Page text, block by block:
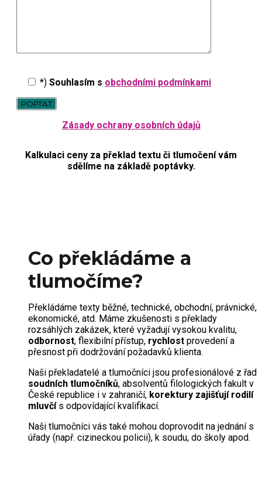
*) Souhlasím s obchodními podmínkami
Zásady ochrany osobních údajů
Kalkulaci ceny za překlad textu či tlumočení vám
sdělíme na základě poptávky.
Co překládáme a
tlumočíme?
Překládáme texty běžné, technické, obchodní, právnické,
ekonomické, atd. Máme zkušenosti s překlady
rozsáhlých zakázek, které vyžadují vysokou kvalitu,
odbornost, flexibilní přístup, rychlost provedení a
přesnost při dodržování požadavků klienta.
Naši překladatelé a tlumočníci jsou profesionálové z řad
soudních tlumočníků, absolventů filologických fakult v
České republice i v zahraničí, korektury zajišťují rodilí
mluvčís odpovídající kvalifikací.
Naši tlumočníci vás také mohou doprovodit na jednání s
úřady (např. cizineckou policii), k soudu, do školy apod.